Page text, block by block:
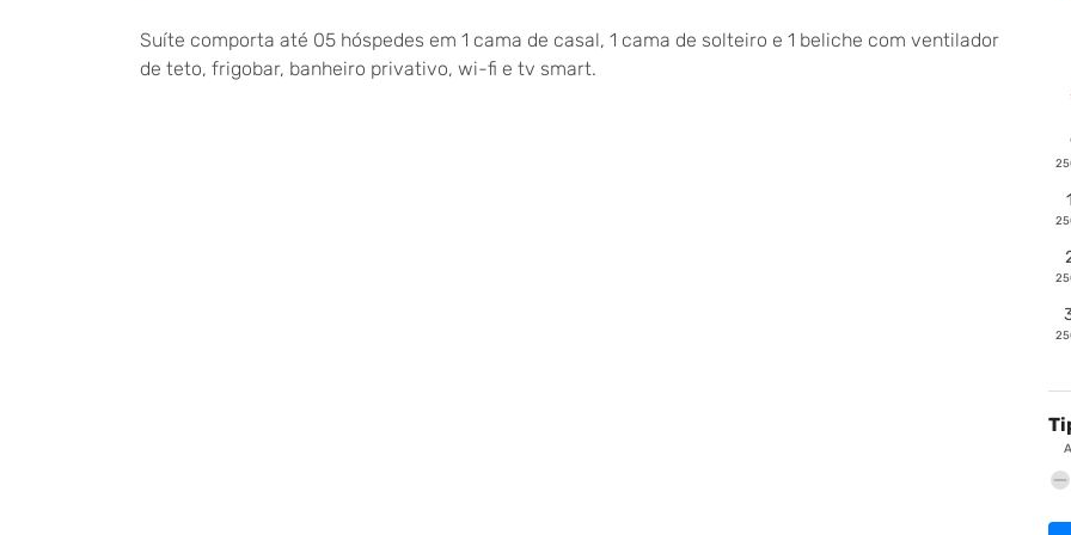
Suíte comporta até 05 hóspedes em 1 cama de casal, 1 cama de solteiro e 1 beliche com ventilador
de teto, frigobar, banheiro privativo, wi-fi e tv smart.
remove